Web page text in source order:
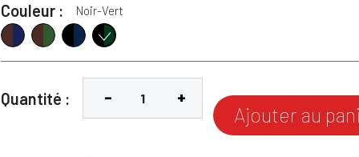
Couleur : Noir-Vert
Marron-Marine
Marron-VertNoir-Marine
Noir-Vert
Quantité :
Ajouter au